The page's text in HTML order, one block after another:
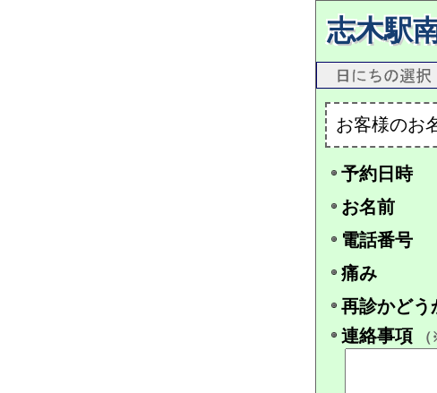
志木駅
お客様のお
予約日時
お名前
電話番号
痛み
再診かどう
連絡事項